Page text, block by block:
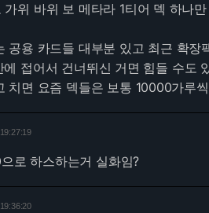
가위 바위 보 메타라 1티어 덱 하나
공용 카드들 대부분 있고 최근 확
에 접어서 건너뛰신 거면 힘들 수도
치면 요즘 덱들은 보통 10000가루
로 하스하는거 실화임?